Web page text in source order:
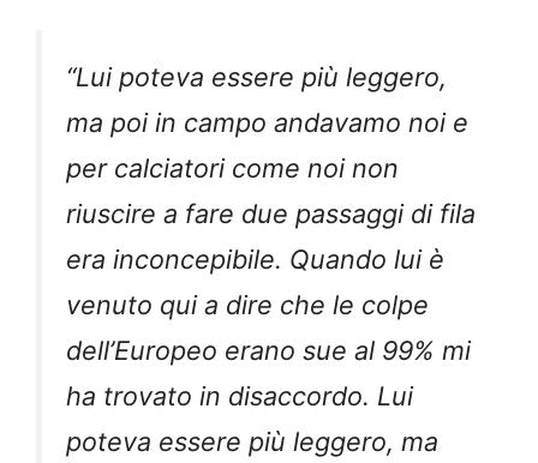
“Lui poteva essere più leggero,
ma poi in campo andavamo noi e
per calciatori come noi non
riuscire a fare due passaggi di fila
era inconcepibile. Quando lui è
venuto qui a dire che le colpe
dell’Europeo erano sue al 99% mi
ha trovato in disaccordo. Lui
poteva essere più leggero, ma